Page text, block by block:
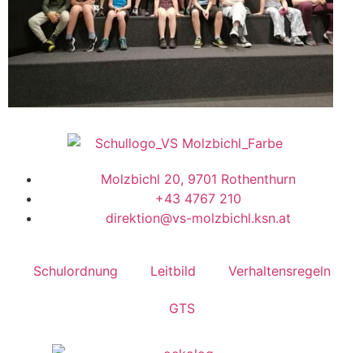
Molzbichl 20, 9701 Rothenthurn
+43 4767 210
direktion@vs-molzbichl.ksn.at
Schulordnung Leitbild Verhaltensregeln
GTS